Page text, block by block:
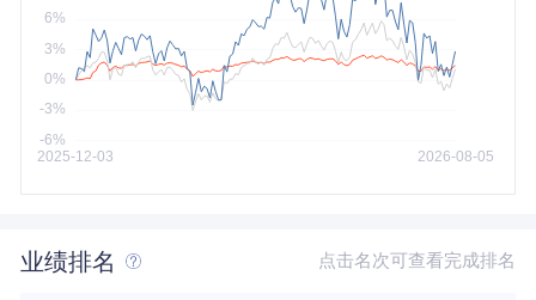
业绩排名 点击名次可查看完成排名